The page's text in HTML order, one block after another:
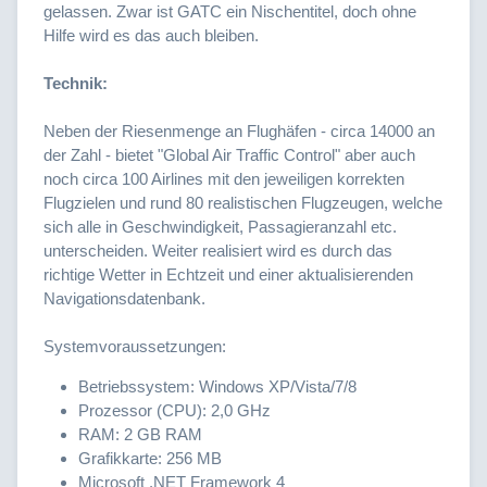
gelassen. Zwar ist GATC ein Nischentitel, doch ohne
Hilfe wird es das auch bleiben.
Technik:
Neben der Riesenmenge an Flughäfen - circa 14000 an
der Zahl - bietet "Global Air Traffic Control" aber auch
noch circa 100 Airlines mit den jeweiligen korrekten
Flugzielen und rund 80 realistischen Flugzeugen, welche
sich alle in Geschwindigkeit, Passagieranzahl etc.
unterscheiden. Weiter realisiert wird es durch das
richtige Wetter in Echtzeit und einer aktualisierenden
Navigationsdatenbank.
Systemvoraussetzungen:
Betriebssystem: Windows XP/Vista/7/8
Prozessor (CPU): 2,0 GHz
RAM: 2 GB RAM
Grafikkarte: 256 MB
Microsoft .NET Framework 4